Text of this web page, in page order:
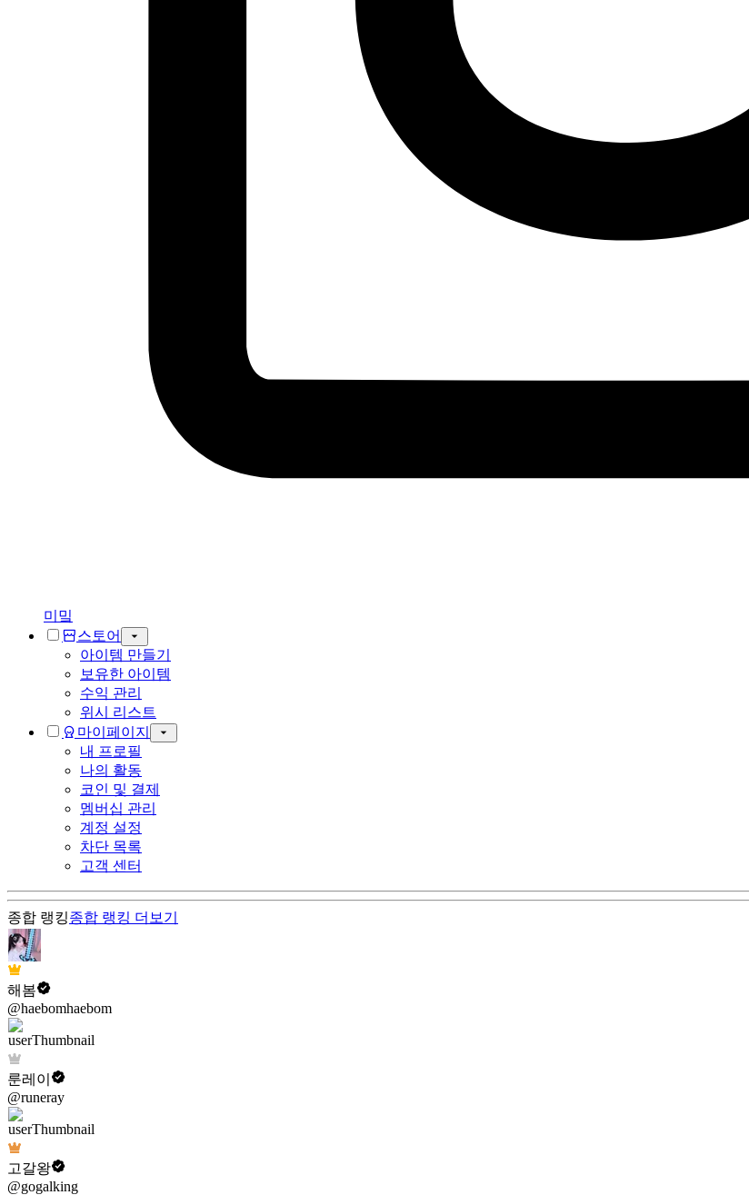
미밐
스토어
아이템 만들기
보유한 아이템
수익 관리
위시 리스트
마이페이지
내 프로필
나의 활동
코인 및 결제
멤버십 관리
계정 설정
차단 목록
고객 센터
종합 랭킹종합 랭킹 더보기
해봄
@haebomhaebom
룬레이
@runeray
고갈왕
@gogalking